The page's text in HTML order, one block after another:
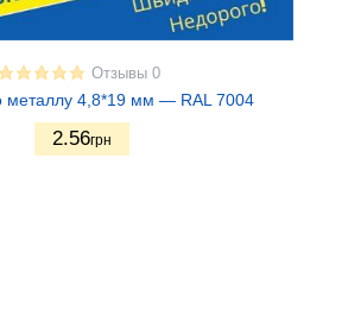
Отзывы 0
металлу 4,8*19 мм — RAL 7004
2.56грн